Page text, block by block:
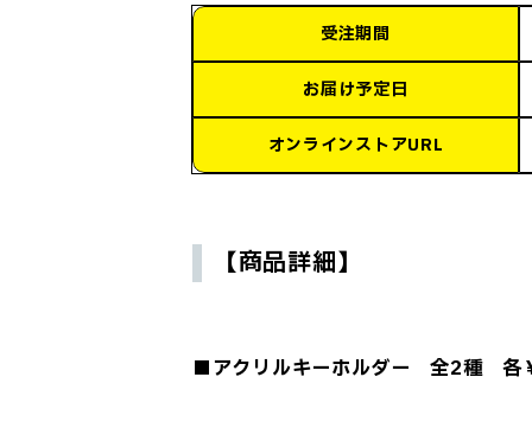
受注期間
お届け予定日
オンラインストアURL
【商品詳細】
■アクリルキーホルダー 全2種 各